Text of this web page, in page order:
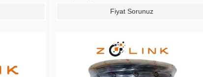
Fiyat Sorunuz